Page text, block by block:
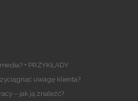
+ PRZYKŁADY
uwagę klienta?
– jak ją znaleźć?